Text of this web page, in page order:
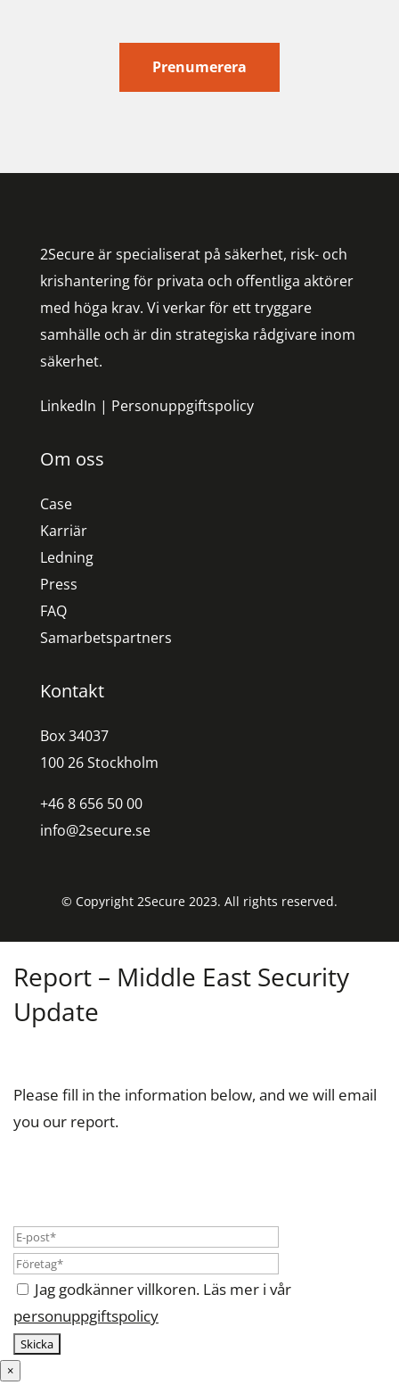
Prenumerera
2Secure är specialiserat på säkerhet, risk- och
krishantering för privata och offentliga aktörer
med höga krav. Vi verkar för ett tryggare
samhälle och är din strategiska rådgivare inom
säkerhet.
LinkedIn | Personuppgiftspolicy
Om oss
Case
Karriär
Ledning
Press
FAQ
Samarbetspartners
Kontakt
Box 34037
100 26 Stockholm
+46 8 656 50 00
info@2secure.se
© Copyright 2Secure 2023. All rights reserved.
Report – Middle East Security
Update
Please fill in the information below, and we will email
you our report.
Jag godkänner villkoren. Läs mer i vår
personuppgiftspolicy
×